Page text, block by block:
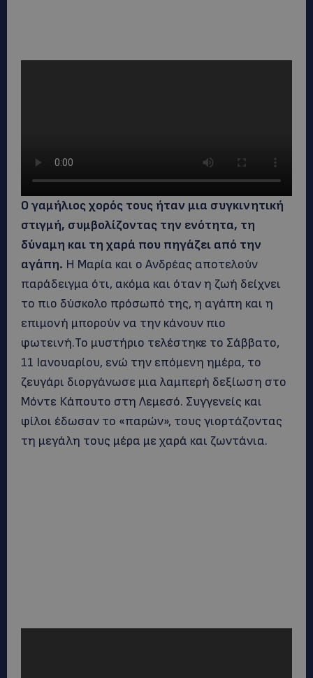
Ο γαμήλιος χορός τους ήταν μια συγκινητική
στιγμή, συμβολίζοντας την ενότητα, τη
δύναμη και τη χαρά που πηγάζει από την
αγάπη. Η Μαρία και ο Ανδρέας αποτελούν
παράδειγμα ότι, ακόμα και όταν η ζωή δείχνει
το πιο δύσκολο πρόσωπό της, η αγάπη και η
επιμονή μπορούν να την κάνουν πιο
φωτεινή.Το μυστήριο τελέστηκε το Σάββατο,
11 Ιανουαρίου, ενώ την επόμενη ημέρα, το
ζευγάρι διοργάνωσε μια λαμπερή δεξίωση στο
Μόντε Κάπουτο στη Λεμεσό. Συγγενείς και
φίλοι έδωσαν το «παρών», τους γιορτάζοντας
τη μεγάλη τους μέρα με χαρά και ζωντάνια.